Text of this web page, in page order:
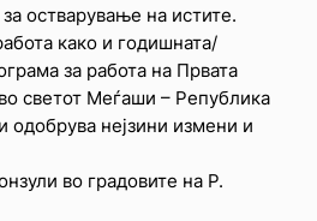
остварување на истите.
како и годишната/
за работа на Првата
светот Меѓаши – Република
одобрува нејзини измени и
во градовите на Р.